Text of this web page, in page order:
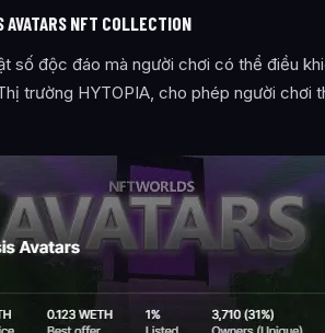
AVATARS NFT COLLECTION
số độc đáo mà người chơi có thể điều
trường HYTOPIA, cho phép người chơi